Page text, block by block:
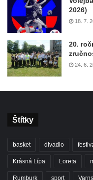
2026)
18. 7.
20.
24. 6.
Štítky
basket divadlo
Krásná Lípa Loreta
Rumburk sport